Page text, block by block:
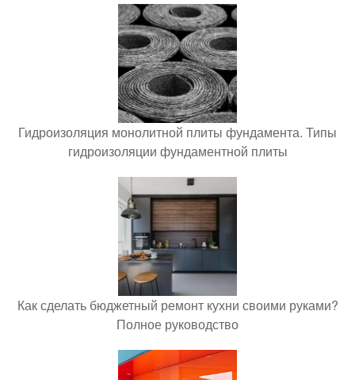
Гидроизоляция монолитной плиты фундамента. Типы
гидроизоляции фундаментной плиты
Как сделать бюджетный ремонт кухни своими руками?
Полное руководство